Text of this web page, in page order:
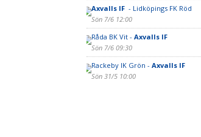
Axvalls IF - Lidköpings FK Röd
Sön 7/6 12:00
Råda BK Vit - Axvalls IF
Sön 7/6 09:30
Rackeby IK Grön - Axvalls IF
Sön 31/5 10:00